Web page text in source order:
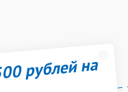
рублей на